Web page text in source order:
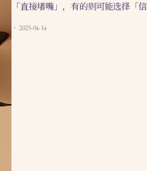
「直接堵嘴」，有的则可能选择「
2025-04-14